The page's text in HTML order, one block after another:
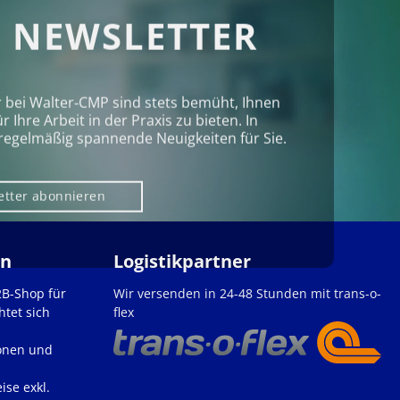
Walter‑CMP sind stets bemüht, Ihnen
Ihre Arbeit in der Praxis zu bieten. In
spannende Neuigkeiten für Sie.
abonnieren
Shop für
sich
und
exkl.
Logistikpartner
Wir versenden in 24-48 Stunden mit trans-o-
flex